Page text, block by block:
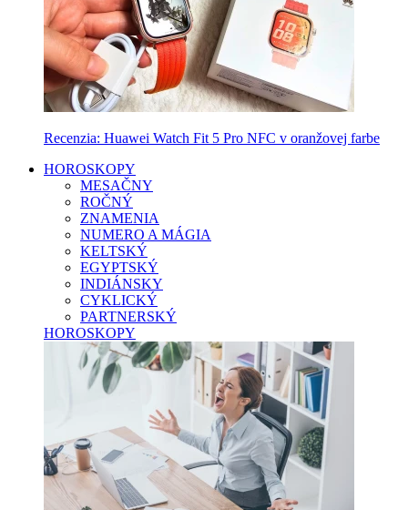
Recenzia: Huawei Watch Fit 5 Pro NFC v oranžovej farbe
HOROSKOPY
MESAČNY
ROČNÝ
ZNAMENIA
NUMERO A MÁGIA
KELTSKÝ
EGYPTSKÝ
INDIÁNSKY
CYKLICKÝ
PARTNERSKÝ
HOROSKOPY